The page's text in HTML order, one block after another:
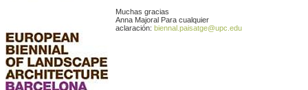
Muchas gracias
Anna Majoral Para cualquier
aclaración: biennal.paisatge@upc.edu